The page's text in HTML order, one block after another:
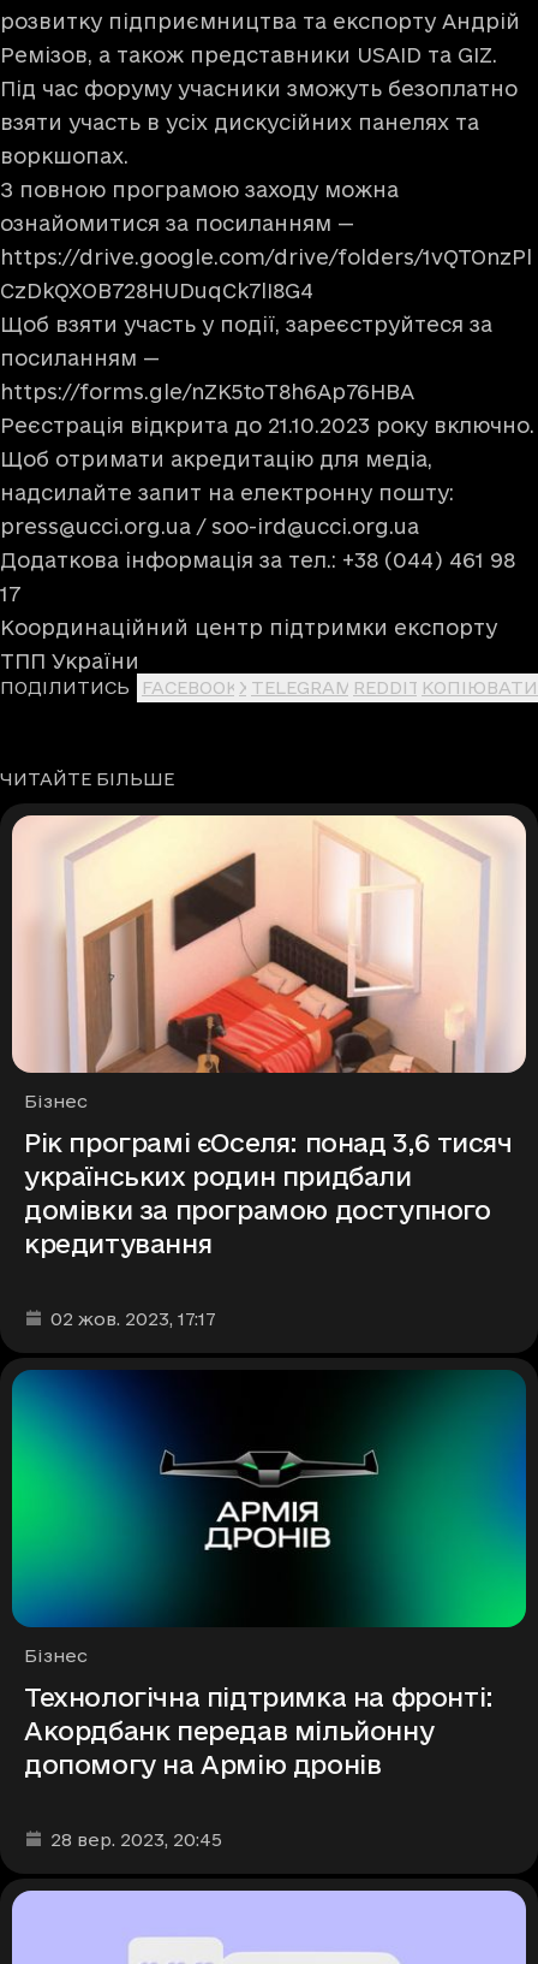
розвитку підприємництва та експорту Андрій
Ремізов, а також представники USAID та GIZ.
Під час форуму учасники зможуть безоплатно
взяти участь в усіх дискусійних панелях та
воркшопах.
З повною програмою заходу можна
ознайомитися за посиланням —
https://drive.google.com/drive/folders/1vQTOnzPl
CzDkQXOB728HUDuqCk7lI8G4
Щоб взяти участь у події, зареєструйтеся за
посиланням —
https://forms.gle/nZK5toT8h6Ap76HBA
Реєстрація відкрита до 21.10.2023 року включно.
Щоб отримати акредитацію для медіа,
надсилайте запит на електронну пошту:
press@ucci.org.ua / soo-ird@ucci.org.ua
Додаткова інформація за тел.: +38 (044) 461 98
17
Координаційний центр підтримки експорту
ТПП України
ПОДІЛИТИСЬ FACEBOOK X TELEGRAM REDDIT КОПІЮВАТИ
ЧИТАЙТЕ БІЛЬШЕ
Рубрики
Бізнес
Рік програмі єОселя: понад 3,6 тисяч
українських родин придбали
домівки за програмою доступного
кредитування
Дата та час публікації
02 жов. 2023, 17:17
Рубрики
Бізнес
Технологічна підтримка на фронті:
Акордбанк передав мільйонну
допомогу на Армію дронів
Дата та час публікації
28 вер. 2023, 20:45